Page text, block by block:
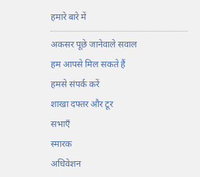
हमारे बारे में
अकसर पूछे जानेवाले सवाल
हम आपसे मिल सकते हैं
हमसे संपर्क करें
शाखा दफ्तर और टूर
सभाएँ
स्मारक
अधिवेशन